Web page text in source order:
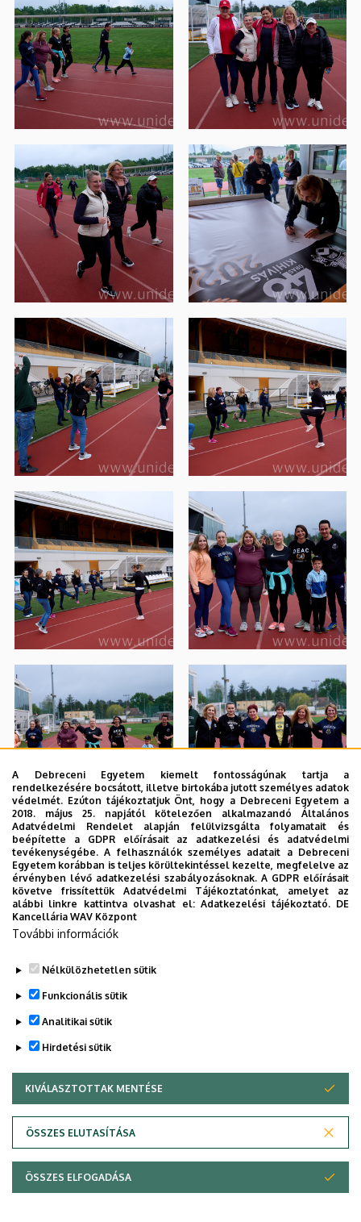
Adatvédelem
Copyright © 2026 Unideb
A Debreceni Egyetem kiemelt fontosságúnak tartja a
rendelkezésére bocsátott, illetve birtokába jutott személyes adatok
védelmét. Ezúton tájékoztatjuk Önt, hogy a Debreceni Egyetem a
2018. május 25. napjától kötelezően alkalmazandó Általános
Adatvédelmi Rendelet alapján felülvizsgálta folyamatait és
beépítette a GDPR előírásait az adatkezelési és adatvédelmi
tevékenységébe. A felhasználók személyes adatait a Debreceni
Egyetem korábban is teljes körültekintéssel kezelte, megfelelve az
érvényben lévő adatkezelési szabályozásoknak. A GDPR előírásait
követve frissítettük Adatvédelmi Tájékoztatónkat, amelyet az
alábbi linkre kattintva olvashat el:Adatkezelési tájékoztató. DE
Kancellária WAV Központ
További információk
Nélkülözhetetlen sütik
Funkcionális sütik
Analitikai sütik
Hirdetési sütik
KIVÁLASZTOTTAK MENTÉSE
ÖSSZES ELUTASÍTÁSA
WITHDRAW CONSENT
ÖSSZES ELFOGADÁSA